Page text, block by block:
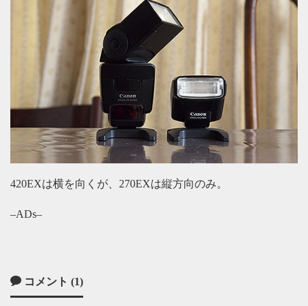
420EXは横を向くが、270EXは縦方向のみ。
–ADs–
コメント (1)